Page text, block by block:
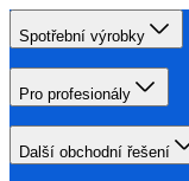
Spotřební výrobky
Pro profesionály
Další obchodní řešení